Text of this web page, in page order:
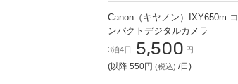
Canon（キヤノン）IXY650m コ
ンパクトデジタルカメラ
3泊4日 5,500 円
(以降 550円 (税込) /日)